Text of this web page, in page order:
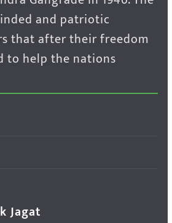
and patriotic
that after their freedom
to help the nations
Jagat